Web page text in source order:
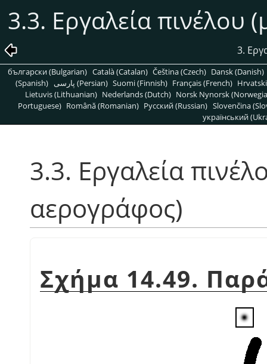
3.3. Εργαλεία πινέλου
3.
български (Bulgarian) Català (Catalan) Čeština (Czech) Dansk (Danish)
(Spanish)
پارسی (Persian) Suomi (Finnish) Français (French)
Lietuvis (Lithuanian) Nederlands (Dutch) Norsk Nynorsk
Portuguese) Română (Romanian) Pусский (Russian) Slovenčina
український
3.3. Εργαλεία
αερογράφος)
Σχήμα 14.49.